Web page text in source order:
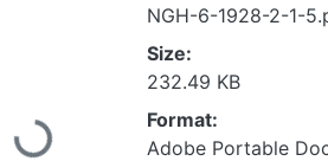
Loading...
NGH-6-1928-2-1-
Size:
232.49 KB
Format:
Adobe Portable